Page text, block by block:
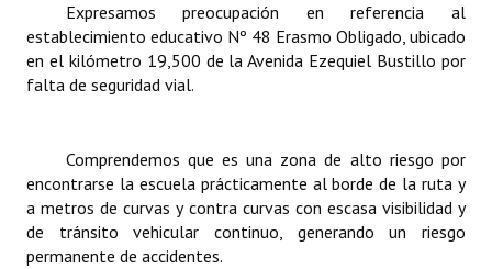
Actas de Audiencias Públicas
NORMATIVA
Declaraciones
Resoluciones
Resoluciones de Presidencia
Expresamos preocupación en referencia al
establecimiento educativo Nº 48 Erasmo Obligado, ubicado
en el kilómetro 19,500 de la Avenida Ezequiel Bustillo por
falta de seguridad vial.
Comprendemos que es una zona de alto riesgo por
encontrarse la escuela prácticamente al borde de la ruta y
a metros de curvas y contra curvas con escasa visibilidad y
de tránsito vehicular continuo, generando un riesgo
permanente de accidentes.